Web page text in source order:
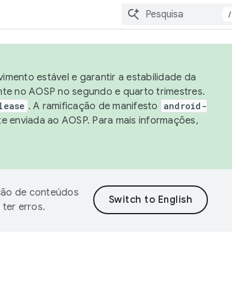
/
estável e garantir a estabilidade da
no AOSP no segundo e quarto trimestres.
. A ramificação de manifesto
android-
enviada ao AOSP. Para mais informações,
de conteúdos
ter erros.